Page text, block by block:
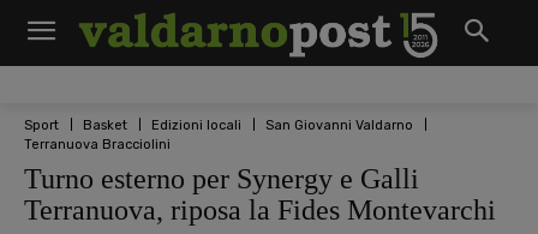
Sport Basket Edizioni locali
San Giovanni Valdarno
Terranuova Bracciolini
Turno esterno per Synergy e Galli
Terranuova, riposa la Fides Montevarchi